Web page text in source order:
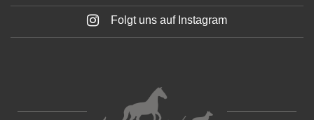
Folgt uns auf Instagram